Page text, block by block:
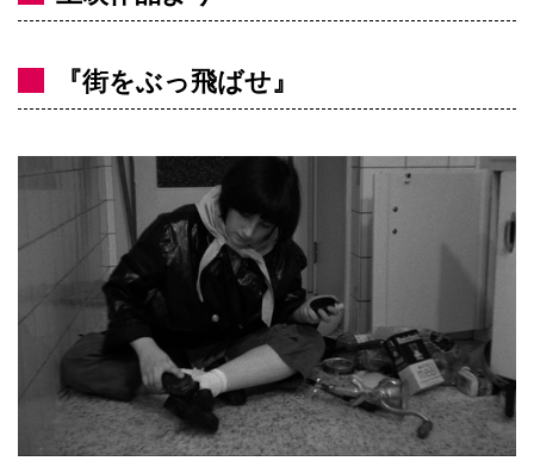
『街をぶっ飛ばせ』